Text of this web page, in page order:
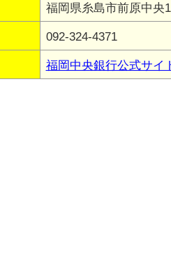
福岡県糸島市前原中央
092-324-4371
福岡中央銀行公式サイ